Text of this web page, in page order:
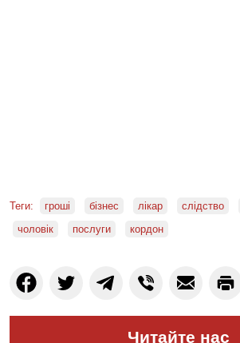
Теги: гроші бізнес лікар слідство
чоловік
послуги кордон
Читайте нас